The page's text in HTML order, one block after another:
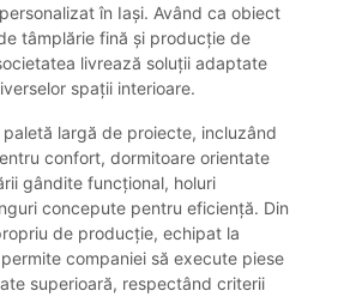
în Iași. Având ca obiect
tâmplărie fină și producție de
livrează soluții adaptate
spații interioare.
largă de proiecte, incluzând
confort, dormitoare orientate
gândite funcțional, holuri
concepute pentru eficiență. Din
de producție, echipat la
companiei să execute piese
superioară, respectând criterii